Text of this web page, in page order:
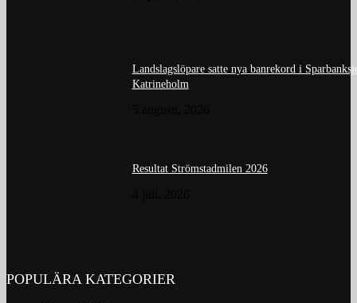
Landslagslöpare satte nya banrekord i
Katrineholm
Resultat Strömstadmilen 2026
POPULÄRA KATEGORIER